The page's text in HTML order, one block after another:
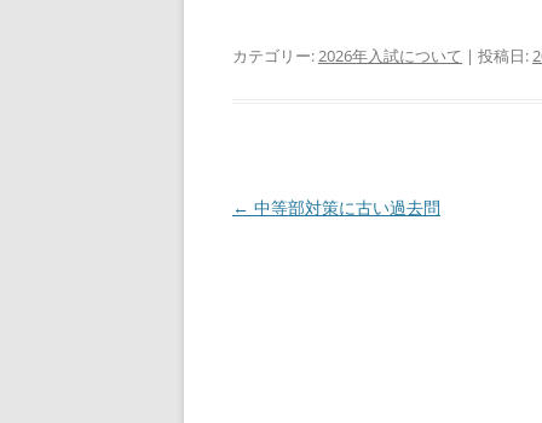
カテゴリー:2026年入試について | 投稿日:
投
← 中等部対策に古い過去問